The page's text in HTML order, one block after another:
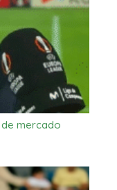
mercado